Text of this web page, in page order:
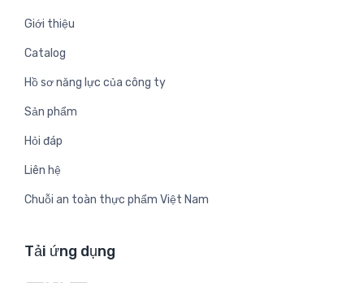
Giới thiệu
Catalog
Hồ sơ năng lực của công ty
Sản phẩm
Hỏi đáp
Liên hệ
Chuỗi an toàn thực phẩm Việt Nam
Tải ứng dụng